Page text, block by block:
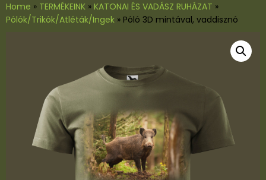
Home » TERMÉKEINK » KATONAI ÉS VADÁSZ RUHÁZAT »
Pólók/Trikók/Atléták/Ingek » Póló 3D mintával, vaddisznó